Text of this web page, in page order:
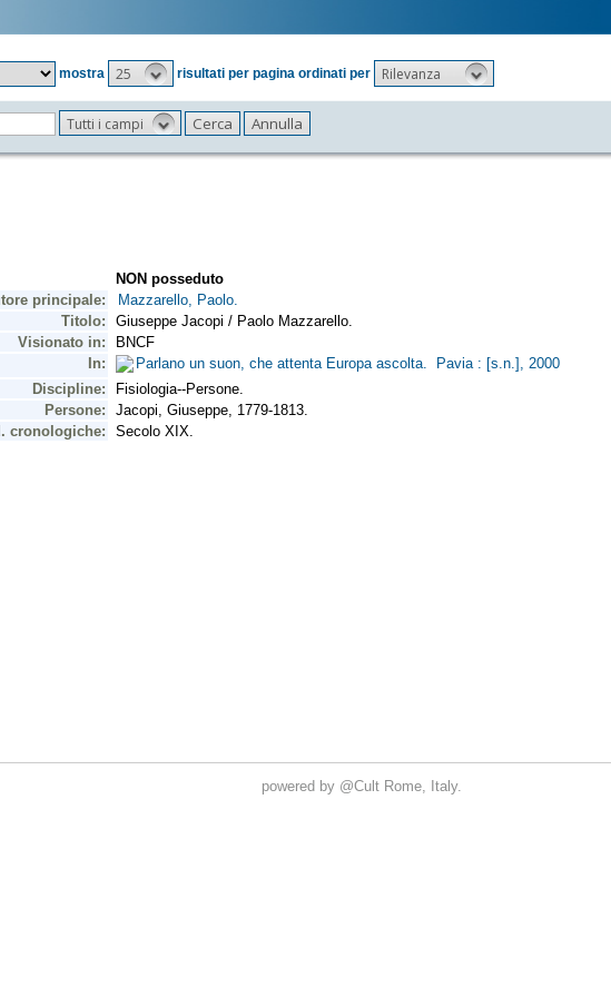
mostra
25 risultati per pagina ordinati per Rilevanza
Tutti i campi
powered by @Cult Rome, Italy.